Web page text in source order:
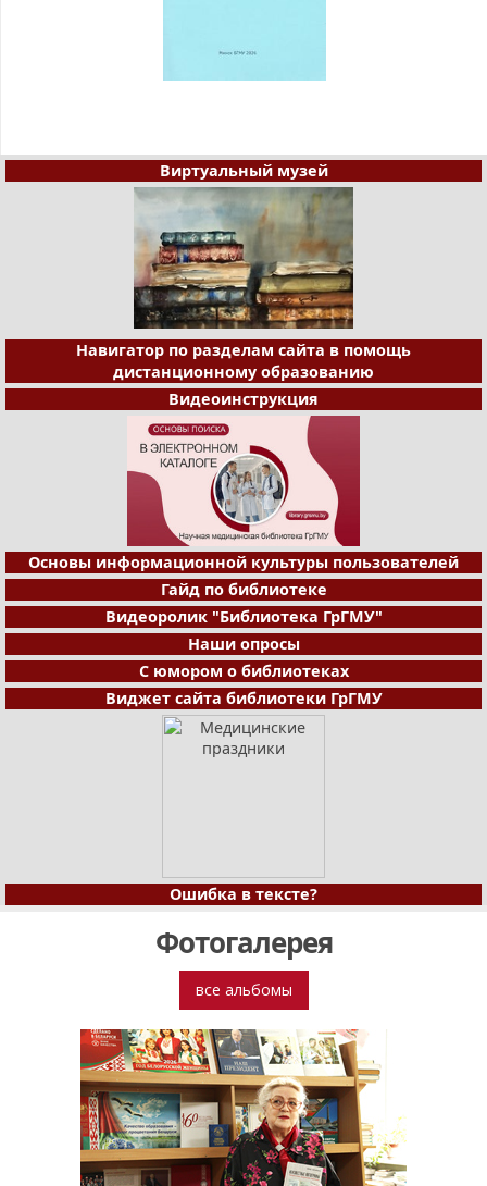
Виртуальный музей
Навигатор по разделам сайта в помощь
дистанционному образованию
Видеоинструкция
Основы информационной культуры пользователей
Гайд по библиотеке
Видеоролик "Библиотека ГрГМУ"
Наши опросы
С юмором о библиотеках
Виджет сайта библиотеки ГрГМУ
Ошибка в тексте?
Фотогалерея
все альбомы